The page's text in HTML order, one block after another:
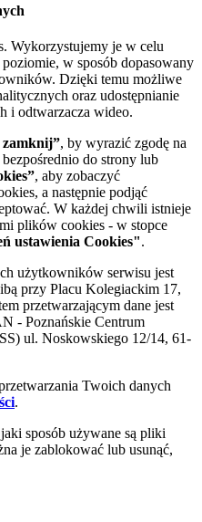
Wykorzystujemy je w celu
w sposób dopasowany
Dzięki temu możliwe
oraz udostępnianie
i odtwarzacza wideo.
, by wyrazić zgodę na
do strony lub
, aby zobaczyć
a następnie podjąć
W każdej chwili istnieje
plików cookies - w stopce
ustawienia Cookies".
użytkowników serwisu jest
przy Placu Kolegiackim 17,
przetwarzającym dane jest
- Poznańskie Centrum
ul. Noskowskiego 12/14, 61-
Twoich danych
.
sposób używane są pliki
je zablokować lub usunąć,